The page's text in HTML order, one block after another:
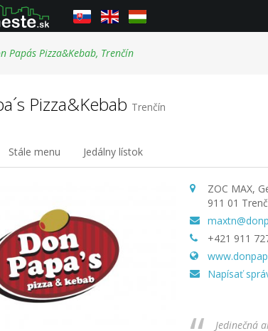
Papa´s Pizza&Kebab, Trenčín
Pizza&Kebab Trenčín
Stále menu Jedálny lístok
ZOC MAX,
911 01
+421 911
Napísať
Jedinečná